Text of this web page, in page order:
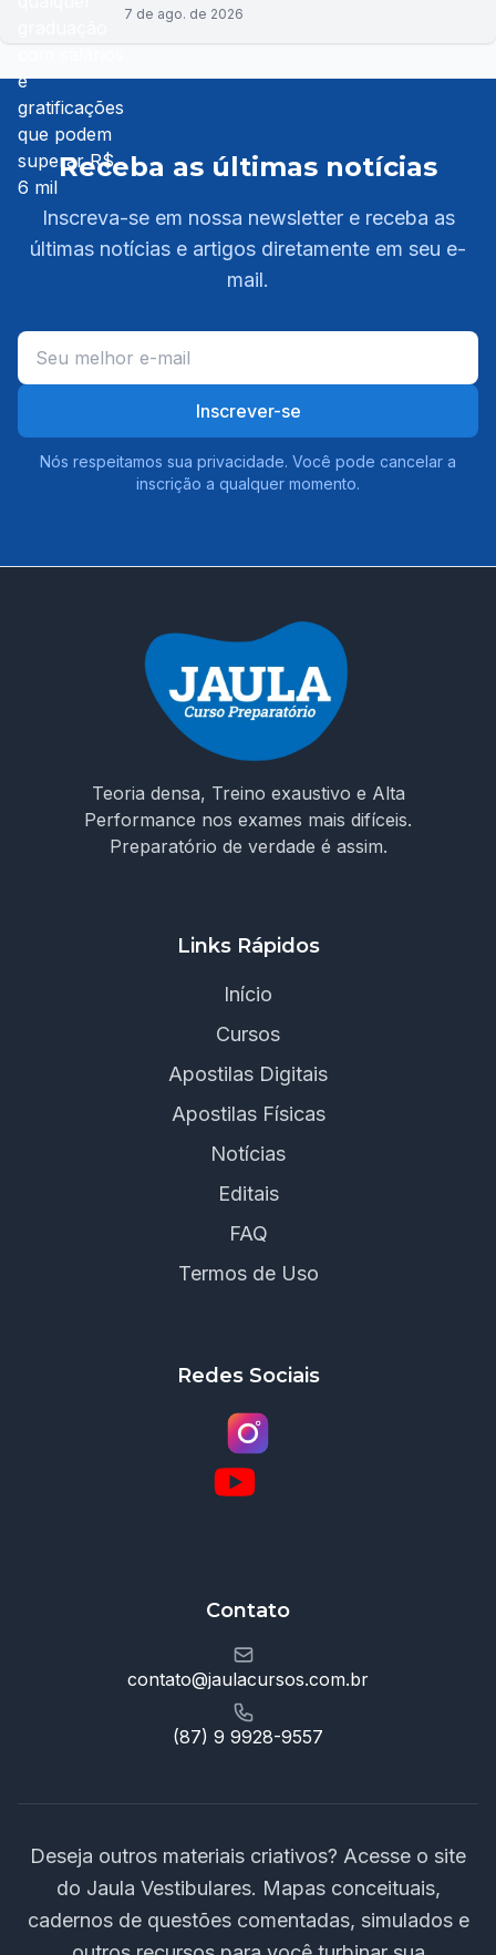
7 de ago. de 2026
Receba as últimas notícias
Inscreva-se em nossa newsletter e receba as
últimas notícias e artigos diretamente em seu e-
mail.
Inscrever-se
Nós respeitamos sua privacidade. Você pode cancelar a
inscrição a qualquer momento.
Teoria densa, Treino exaustivo e Alta
Performance nos exames mais difíceis.
Preparatório de verdade é assim.
Links Rápidos
Início
Cursos
Apostilas Digitais
Apostilas Físicas
Notícias
Editais
FAQ
Termos de Uso
Redes Sociais
Contato
contato@jaulacursos.com.br
(87) 9 9928-9557
Deseja outros materiais criativos? Acesse o site
do Jaula Vestibulares. Mapas conceituais,
cadernos de questões comentadas, simulados e